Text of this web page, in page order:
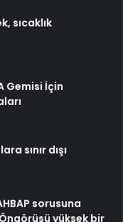
sıcaklık
Gemisi İçin
sınır dışı
sorusuna
yüksek bir